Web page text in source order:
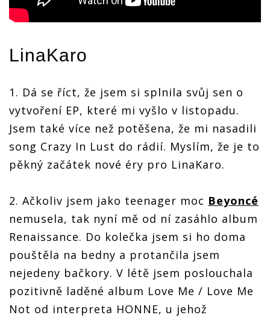
LinaKaro
1. Dá se říct, že jsem si splnila svůj sen o
vytvoření EP, které mi vyšlo v listopadu.
Jsem také více než potěšena, že mi nasadili
song Crazy In Lust do rádií. Myslím, že je to
pěkný začátek nové éry pro LinaKaro.
2. Ačkoliv jsem jako teenager moc Beyoncé
nemusela, tak nyní mě od ní zasáhlo album
Renaissance. Do kolečka jsem si ho doma
pouštěla na bedny a protančila jsem
nejedeny bačkory. V létě jsem poslouchala
pozitivně laděné album Love Me / Love Me
Not od interpreta HONNE, u jehož